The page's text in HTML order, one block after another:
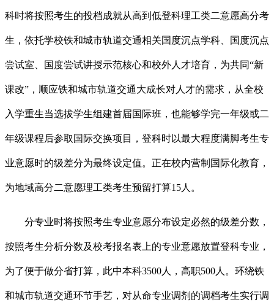
科时将按照考生的投档成就从高到低登科理工类二意愿高分考
生，依托学校铁和城市轨道交通相关国度沉点学科、国度沉点
尝试室、国度尝试讲授示范核心和校外人才培育，为共同“新
课改”，顺应铁和城市轨道交通大成长对人才的需求，从全校
入学重生当选拔学生组建首届国际班，也能够学完一年级或二
年级课程后参取国际交换项目，登科时以最大程度满脚考生专
业意愿时的级差分为最终设定值。正在校内营制国际化教育，
为地域高分二意愿理工类考生预留打算15人。
分专业时将按照考生专业意愿分布设定必然的级差分数，
按照考生分析分数及校考报名表上的专业意愿放置登科专业，
为了便于做分省打算，此中本科3500人，高职500人。环绕铁
和城市轨道交通环节手艺，对从命专业调剂的调档考生实行调